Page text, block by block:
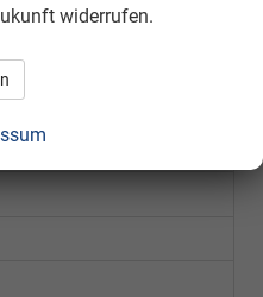
widerrufen.